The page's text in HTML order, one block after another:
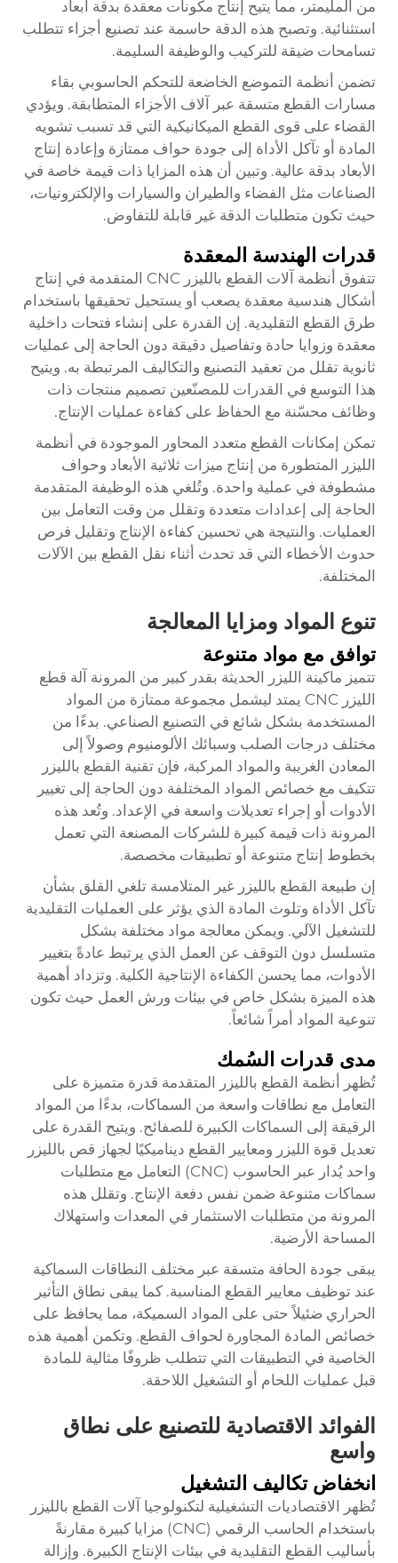
من المليمتر، مما يتيح إنتاج مكونات معقدة بدقة أبعاد
استثنائية. وتصبح هذه الدقة حاسمة عند تصنيع أجزاء تتطلب
تسامحات ضيقة للتركيب والوظيفة السليمة.
تضمن أنظمة التموضع الخاضعة للتحكم الحاسوبي بقاء
مسارات القطع متسقة عبر آلاف الأجزاء المتطابقة. ويؤدي
القضاء على قوى القطع الميكانيكية التي قد تسبب تشويه
المادة أو تآكل الأداة إلى جودة حواف ممتازة وإعادة إنتاج
الأبعاد بدقة عالية. وتبين أن هذه المزايا ذات قيمة خاصة في
الصناعات مثل الفضاء والطيران والسيارات والإلكترونيات،
حيث تكون متطلبات الدقة غير قابلة للتفاوض.
قدرات الهندسة المعقدة
تتفوق أنظمة آلات القطع بالليزر CNC المتقدمة في إنتاج
أشكال هندسية معقدة يصعب أو يستحيل تحقيقها باستخدام
طرق القطع التقليدية. إن القدرة على إنشاء فتحات داخلية
معقدة وزوايا حادة وتفاصيل دقيقة دون الحاجة إلى عمليات
ثانوية تقلل من تعقيد التصنيع والتكاليف المرتبطة به. ويتيح
هذا التوسع في القدرات للمصنّعين تصميم منتجات ذات
وظائف محسّنة مع الحفاظ على كفاءة عمليات الإنتاج.
تمكن إمكانات القطع متعدد المحاور الموجودة في أنظمة
الليزر المتطورة من إنتاج ميزات ثلاثية الأبعاد وحواف
مشطوفة في عملية واحدة. وتُلغي هذه الوظيفة المتقدمة
الحاجة إلى إعدادات متعددة وتقلل من وقت التعامل بين
العمليات. والنتيجة هي تحسين كفاءة الإنتاج وتقليل فرص
حدوث الأخطاء التي قد تحدث أثناء نقل القطع بين الآلات
المختلفة.
تنوع المواد ومزايا المعالجة
توافق مع مواد متنوعة
تتميز ماكينة الليزر الحديثة بقدر كبير من المرونة آلة قطع
الليزر CNC
يمتد ليشمل مجموعة ممتازة من المواد
المستخدمة بشكل شائع في التصنيع الصناعي. بدءًا من
مختلف درجات الصلب وسبائك الألومنيوم وصولاً إلى
المعادن الغريبة والمواد المركبة، فإن تقنية القطع بالليزر
تتكيف مع خصائص المواد المختلفة دون الحاجة إلى تغيير
الأدوات أو إجراء تعديلات واسعة في الإعداد. وتُعد هذه
المرونة ذات قيمة كبيرة للشركات المصنعة التي تعمل
بخطوط إنتاج متنوعة أو تطبيقات مخصصة.
إن طبيعة القطع بالليزر غير المتلامسة تلغي القلق بشأن
تآكل الأداة وتلوث المادة الذي يؤثر على العمليات التقليدية
للتشغيل الآلي. ويمكن معالجة مواد مختلفة بشكل
متسلسل دون التوقف عن العمل الذي يرتبط عادةً بتغيير
الأدوات، مما يحسن الكفاءة الإنتاجية الكلية. وتزداد أهمية
هذه الميزة بشكل خاص في بيئات ورش العمل حيث تكون
تنوعية المواد أمراً شائعاً.
مدى قدرات السُمك
تُظهر أنظمة القطع بالليزر المتقدمة قدرة متميزة على
التعامل مع نطاقات واسعة من السماكات، بدءًا من المواد
الرقيقة إلى السماكات الكبيرة للصفائح. ويتيح القدرة على
تعديل قوة الليزر ومعايير القطع ديناميكيًا لجهاز قص بالليزر
واحد يُدار عبر الحاسوب (CNC) التعامل مع متطلبات
سماكات متنوعة ضمن نفس دفعة الإنتاج. وتقلل هذه
المرونة من متطلبات الاستثمار في المعدات واستهلاك
المساحة الأرضية.
يبقى جودة الحافة متسقة عبر مختلف النطاقات السماكية
عند توظيف معايير القطع المناسبة. كما يبقى نطاق التأثير
الحراري ضئيلاً حتى على المواد السميكة، مما يحافظ على
خصائص المادة المجاورة لحواف القطع. وتكمن أهمية هذه
الخاصية في التطبيقات التي تتطلب ظروفًا مثالية للمادة
قبل عمليات اللحام أو التشغيل اللاحقة.
الفوائد الاقتصادية للتصنيع على نطاق
واسع
انخفاض تكاليف التشغيل
تُظهر الاقتصاديات التشغيلية لتكنولوجيا آلات القطع بالليزر
باستخدام الحاسب الرقمي (CNC) مزايا كبيرة مقارنةً
بأساليب القطع التقليدية في بيئات الإنتاج الكبيرة. وإزالة